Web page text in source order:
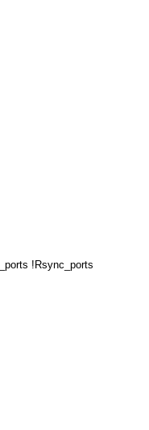
!Rsync_ports